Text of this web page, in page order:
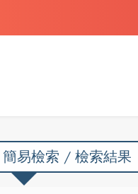
簡易檢索 / 檢索結果